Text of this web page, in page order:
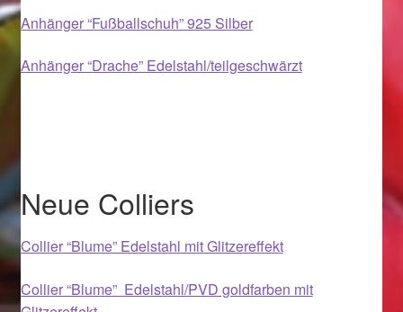
Valentinstag Geschenke
Weihnachtsangebote 2016
Weihnachtsangebote 2017
Weihnachtsangebote 2018
Anhänger “Fußballschuh” 925 Silber
Anhänger “Drache” Edelstahl/teilgeschwärzt
Neue Colliers
Collier “Blume” Edelstahl mit Glitzereffekt
Collier “Blume” Edelstahl/PVD goldfarben mit